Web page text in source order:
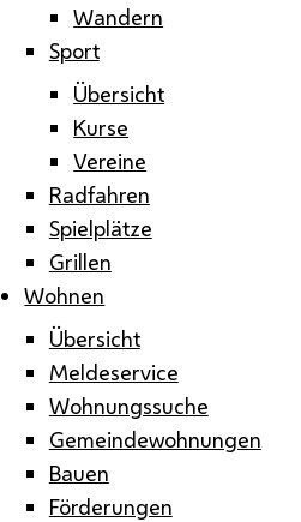
Wandern
Sport
Übersicht
Kurse
Vereine
Radfahren
Spielplätze
Grillen
Wohnen
Übersicht
Meldeservice
Wohnungssuche
Gemeindewohnungen
Bauen
Förderungen